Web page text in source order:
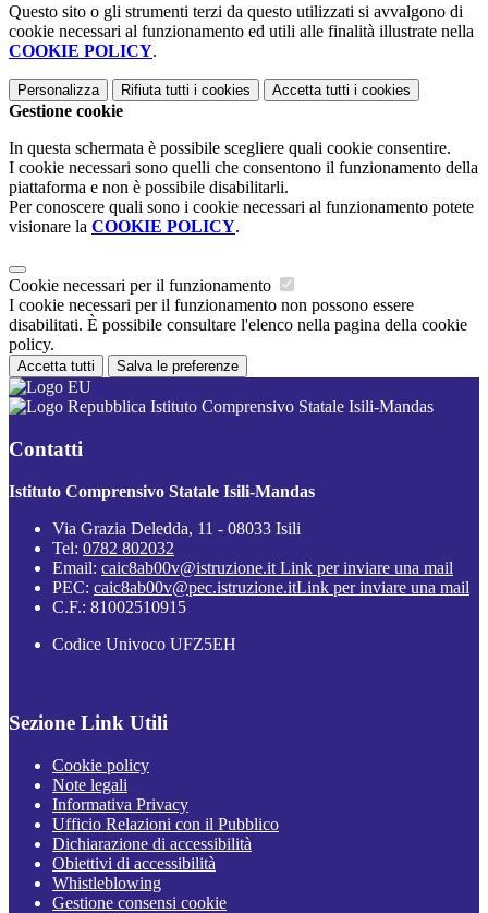
Questo sito o gli strumenti terzi da questo utilizzati si avvalgono di
cookie necessari al funzionamento ed utili alle finalità illustrate nella
COOKIE POLICY.
Personalizza Rifiuta tutti i cookies Accetta tutti i cookies
Gestione cookie
In questa schermata è possibile scegliere quali cookie consentire.
I cookie necessari sono quelli che consentono il funzionamento della
piattaforma e non è possibile disabilitarli.
Per conoscere quali sono i cookie necessari al funzionamento potete
visionare la COOKIE POLICY.
Cookie necessari per il funzionamento
I cookie necessari per il funzionamento non possono essere
disabilitati. È possibile consultare l'elenco nella pagina della cookie
policy.
Accetta tutti Salva le preferenze
Istituto Comprensivo Statale Isili-Mandas
Contatti
Istituto Comprensivo Statale Isili-Mandas
Via Grazia Deledda, 11 - 08033 Isili
Tel: 0782 802032
Email: caic8ab00v@istruzione.it Link per inviare una mail
PEC: caic8ab00v@pec.istruzione.itLink per inviare una mail
C.F.: 81002510915
Codice Univoco UFZ5EH
Sezione Link Utili
Cookie policy
Note legali
Informativa Privacy
Ufficio Relazioni con il Pubblico
Dichiarazione di accessibilità
Obiettivi di accessibilità
Whistleblowing
Gestione consensi cookie